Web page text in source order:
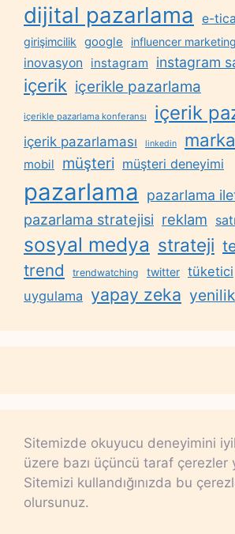
dijital pazarlama e-
girişimcilik google influencer marketing
inovasyon instagram instagram
içerik içerikle pazarlama
içerikle pazarlama konferansı içerik
içerik pazarlaması linkedin marka
mobil müşteri müşteri deneyimi
pazarlama
pazarlama
pazarlama stratejisi reklam
sosyal medya strateji
trend trendwatching twitter tüketici
uygulama yapay zeka
Sitemizde okuyucu deneyimini
üzere bazı üçüncü taraf çerezler
Sitemizi kullandığınızda bu
olursunuz.